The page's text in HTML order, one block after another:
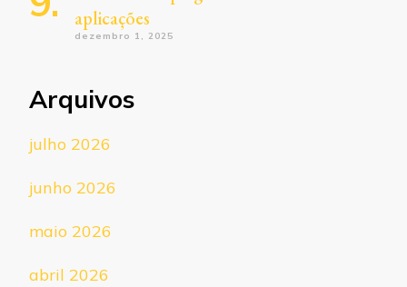
aplicações
dezembro 1, 2025
Arquivos
julho 2026
junho 2026
maio 2026
abril 2026